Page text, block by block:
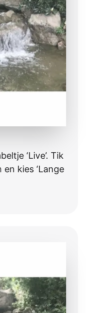
‘Live’. Tik
kies ‘Lange